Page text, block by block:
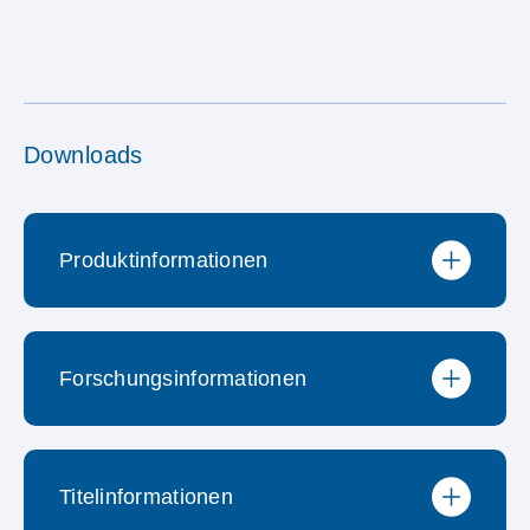
Downloads
Produktinformationen
Produktbroschüre
Preisliste
Forschungsinformationen
Neuerungen / wichtige
Titelinformationen